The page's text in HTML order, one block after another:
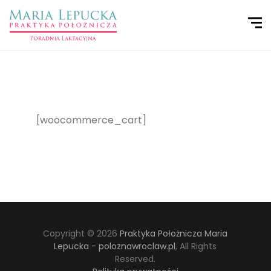
[woocommerce_cart]
Copyright © 2026Praktyka Położnicza Maria
Lepucka - poloznawroclaw.pl, All Rights
Reserved.